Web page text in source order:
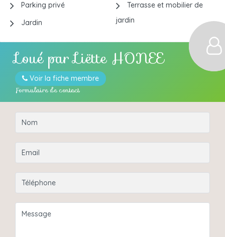
Parking privé
Jardin
Terrasse et mobilier de
jardin
Loué parLiëtte HONEE
Voir la fiche membre
Formulaire de contact